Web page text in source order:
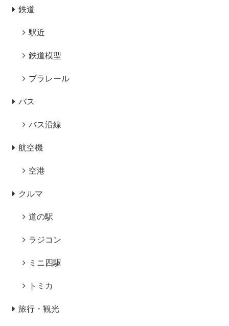
鉄道
駅近
鉄道模型
プラレール
バス
バス沿線
航空機
空港
クルマ
道の駅
ラジコン
ミニ四駆
トミカ
旅行・観光